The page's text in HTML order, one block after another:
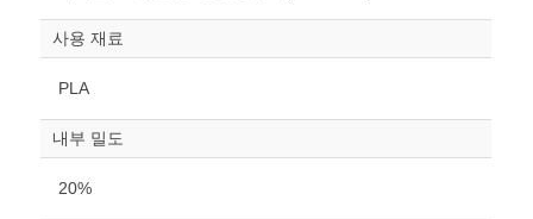
사용 재료
PLA
내부 밀도
20%